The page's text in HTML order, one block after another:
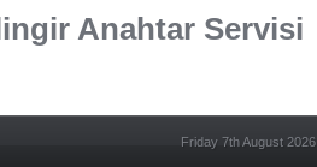
Anahtar Servisi
Friday 7th August 2026